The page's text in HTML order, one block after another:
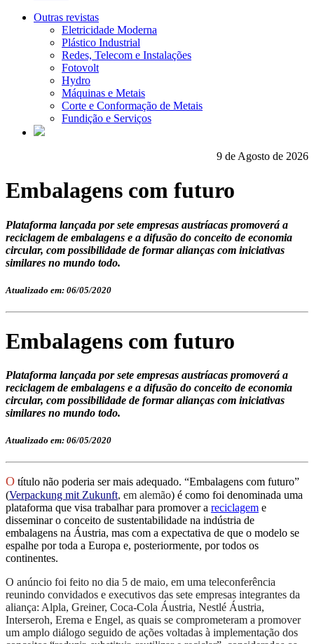
Outras revistas
Eletricidade Moderna
Plástico Industrial
Redes, Telecom e Instalações
Fotovolt
Hydro
Máquinas e Metais
Corte e Conformação de Metais
Fundição e Serviços
9 de Agosto de 2026
Embalagens com futuro
Plataforma lançada por sete empresas austríacas promoverá a
reciclagem de embalagens e a difusão do conceito de economia
circular, com possibilidade de formar alianças com iniciativas
similares no mundo todo.
Atualizado em: 06/05/2020
Embalagens com futuro
Plataforma lançada por sete empresas austríacas promoverá a
reciclagem de embalagens e a difusão do conceito de economia
circular, com possibilidade de formar alianças com iniciativas
similares no mundo todo.
Atualizado em: 06/05/2020
O título não poderia ser mais adequado. “Embalagens com futuro”
(Verpackung mit Zukunft, em alemão) é como foi denominada uma
plataforma que visa trabalhar para promover a reciclagem e
disseminar o conceito de sustentabilidade na indústria de
embalagens na Áustria, mas com a expectativa de que o modelo se
espalhe por toda a Europa e, posteriormente, por todos os
continentes.
O anúncio foi feito no dia 5 de maio, em uma teleconferência
reunindo convidados e executivos das sete empresas integrantes da
aliança: Alpla, Greiner, Coca-Cola Áustria, Nestlé Áustria,
Interseroh, Erema e Engel, as quais se comprometeram a promover
um amplo diálogo seguido de ações voltadas à implementação dos